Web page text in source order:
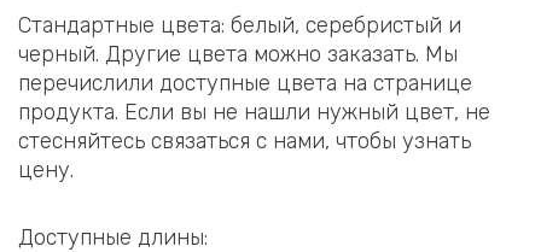
Стандартные цвета: белый, серебристый и
черный. Другие цвета можно заказать. Мы
перечислили доступные цвета на странице
продукта. Если вы не нашли нужный цвет, не
стесняйтесь связаться с нами, чтобы узнать
цену.
Доступные длины: